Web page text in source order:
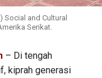
Social and Cultural
Serikat.
– Di tengah
kiprah generasi